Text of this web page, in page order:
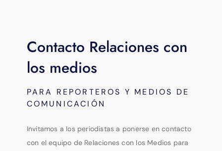
Contacto Relaciones con
los medios
PARA REPORTEROS Y MEDIOS DE
COMUNICACIÓN
Invitamos a los periodistas a ponerse en contacto
con el equipo de Relaciones con los Medios para